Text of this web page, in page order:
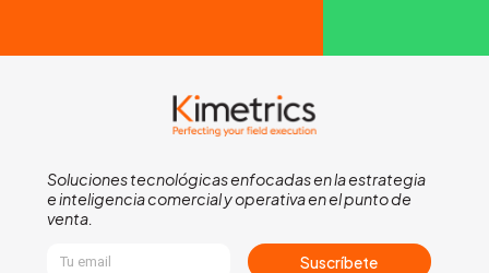
Soluciones tecnológicas enfocadas en la estrategia
e inteligencia comercial y operativa en el punto de
venta.
Suscríbete